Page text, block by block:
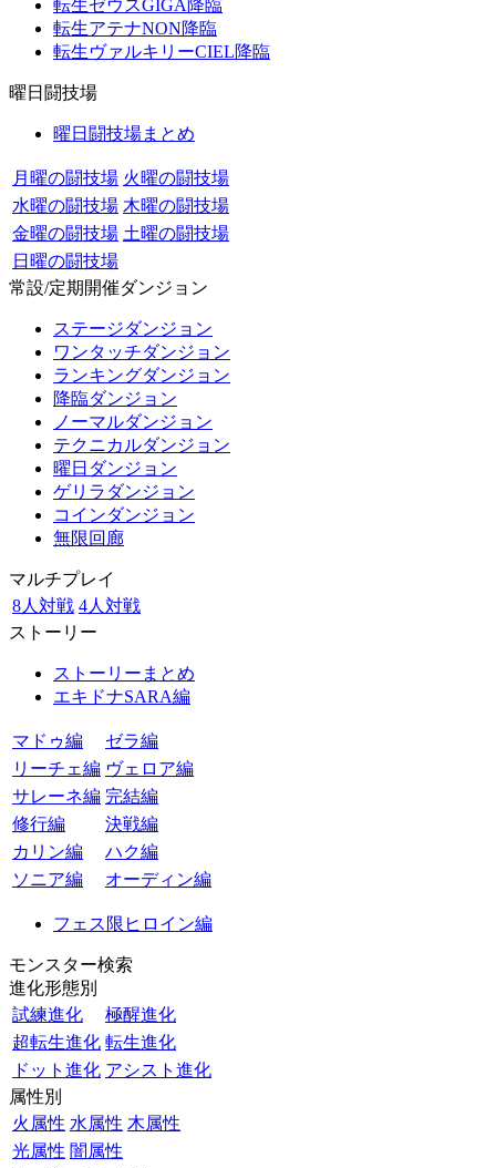
転生ゼウスGIGA降臨
転生アテナNON降臨
転生ヴァルキリーCIEL降臨
曜日闘技場
曜日闘技場まとめ
月曜の闘技場 火曜の闘技場
水曜の闘技場 木曜の闘技場
金曜の闘技場 土曜の闘技場
日曜の闘技場
常設/定期開催ダンジョン
ステージダンジョン
ワンタッチダンジョン
ランキングダンジョン
降臨ダンジョン
ノーマルダンジョン
テクニカルダンジョン
曜日ダンジョン
ゲリラダンジョン
コインダンジョン
無限回廊
マルチプレイ
8人対戦 4人対戦
ストーリー
ストーリーまとめ
エキドナSARA編
マドゥ編
ゼラ編
リーチェ編 ヴェロア編
サレーネ編 完結編
修行編
決戦編
カリン編
ハク編
ソニア編
オーディン編
フェス限ヒロイン編
モンスター検索
進化形態別
試練進化
極醒進化
超転生進化 転生進化
ドット進化 アシスト進化
属性別
火属性 水属性 木属性
光属性 闇属性